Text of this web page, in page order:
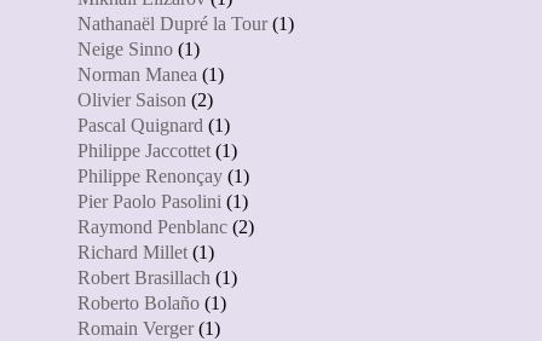
Nathanaël Dupré la Tour(1)
Neige Sinno (1)
Norman Manea (1)
Olivier Saison (2)
Pascal Quignard (1)
Philippe Jaccottet (1)
Philippe Renonçay (1)
Pier Paolo Pasolini (1)
Raymond Penblanc (2)
Richard Millet (1)
Robert Brasillach (1)
Roberto Bolaño (1)
Romain Verger(1)